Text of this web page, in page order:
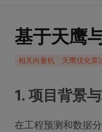
基于天鹰
相关向量机 天鹰优化算
1. 项目背景
在工程预测和数据